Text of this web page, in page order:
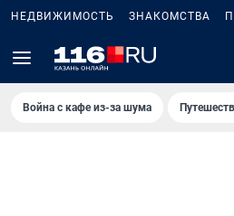
НЕДВИЖИМОСТЬ ЗНАКОМСТВА
Война с кафе из-за шума